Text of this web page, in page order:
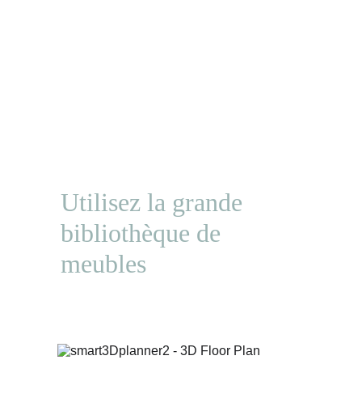
Utilisez la grande
bibliothèque de
meubles